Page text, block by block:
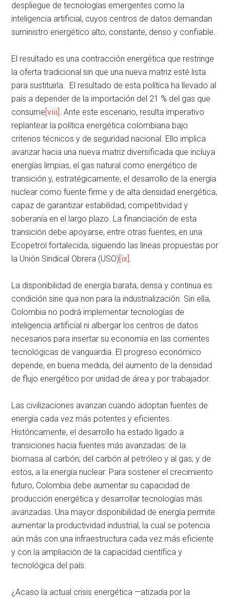
despliegue de tecnologías emergentes como la
inteligencia artificial, cuyos centros de datos demandan
suministro energético alto, constante, denso y confiable.
El resultado es una contracción energética que restringe
la oferta tradicional sin que una nueva matriz esté lista
para sustituirla. El resultado de esta política ha llevado al
país a depender de la importación del 21 % del gas que
consume [viii] . Ante este escenario, resulta imperativo
replantear la política energética colombiana bajo
criterios técnicos y de seguridad nacional. Ello implica
avanzar hacia una nueva matriz diversificada que incluya
energías limpias, el gas natural como energético de
transición y, estratégicamente, el desarrollo de la energía
nuclear como fuente firme y de alta densidad energética,
capaz de garantizar estabilidad, competitividad y
soberanía en el largo plazo. La financiación de esta
transición debe apoyarse, entre otras fuentes, en una
Ecopetrol fortalecida, siguiendo las líneas propuestas por
la Unión Sindical Obrera (USO) [ix] .
La disponibilidad de energía barata, densa y continua es
condición sine qua non para la industrialización. Sin ella,
Colombia no podrá implementar tecnologías de
inteligencia artificial ni albergar los centros de datos
necesarios para insertar su economía en las corrientes
tecnológicas de vanguardia. El progreso económico
depende, en buena medida, del aumento de la densidad
de flujo energético por unidad de área y por trabajador.
Las civilizaciones avanzan cuando adoptan fuentes de
energía cada vez más potentes y eficientes.
Históricamente, el desarrollo ha estado ligado a
transiciones hacia fuentes más avanzadas: de la
biomasa al carbón; del carbón al petróleo y al gas; y de
estos, a la energía nuclear. Para sostener el crecimiento
futuro, Colombia debe aumentar su capacidad de
producción energética y desarrollar tecnologías más
avanzadas. Una mayor disponibilidad de energía permite
aumentar la productividad industrial, la cual se potencia
aún más con una infraestructura cada vez más eficiente
y con la ampliación de la capacidad científica y
tecnológica del país.
¿Acaso la actual crisis energética —atizada por la